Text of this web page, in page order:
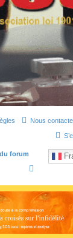
Nous
forum
c
h
e